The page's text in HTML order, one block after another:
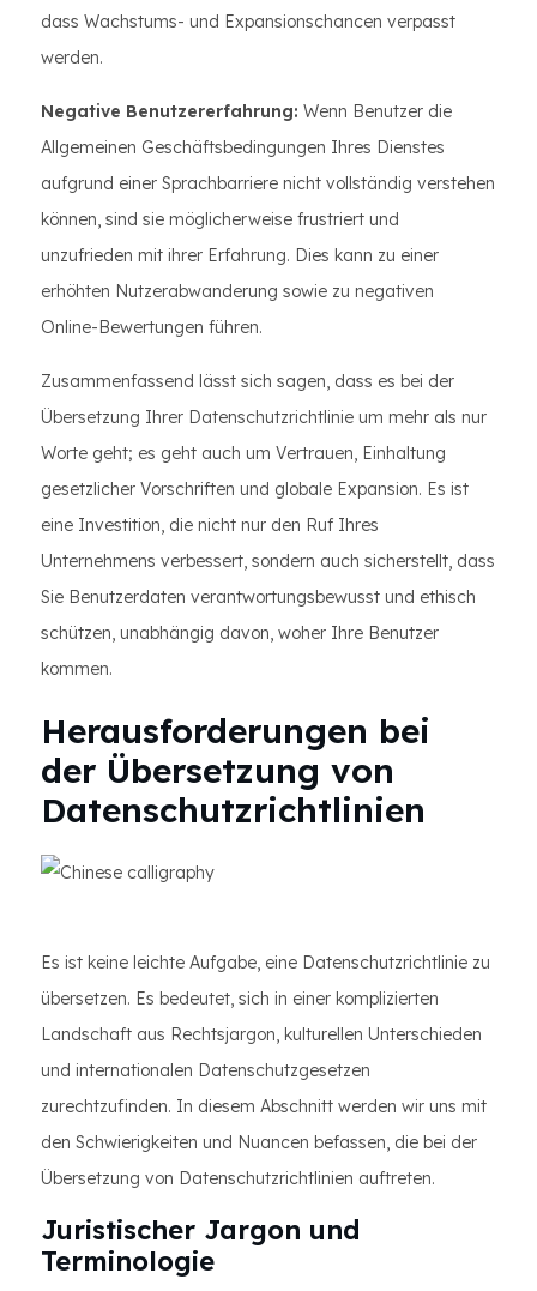
dass Wachstums- und Expansionschancen verpasst
werden.
Negative Benutzererfahrung: Wenn Benutzer die
Allgemeinen Geschäftsbedingungen Ihres Dienstes
aufgrund einer Sprachbarriere nicht vollständig verstehen
können, sind sie möglicherweise frustriert und
unzufrieden mit ihrer Erfahrung. Dies kann zu einer
erhöhten Nutzerabwanderung sowie zu negativen
Online-Bewertungen führen.
Zusammenfassend lässt sich sagen, dass es bei der
Übersetzung Ihrer Datenschutzrichtlinie um mehr als nur
Worte geht; es geht auch um Vertrauen, Einhaltung
gesetzlicher Vorschriften und globale Expansion. Es ist
eine Investition, die nicht nur den Ruf Ihres
Unternehmens verbessert, sondern auch sicherstellt, dass
Sie Benutzerdaten verantwortungsbewusst und ethisch
schützen, unabhängig davon, woher Ihre Benutzer
kommen.
Herausforderungen bei
der Übersetzung von
Datenschutzrichtlinien
Es ist keine leichte Aufgabe, eine Datenschutzrichtlinie zu
übersetzen. Es bedeutet, sich in einer komplizierten
Landschaft aus Rechtsjargon, kulturellen Unterschieden
und internationalen Datenschutzgesetzen
zurechtzufinden. In diesem Abschnitt werden wir uns mit
den Schwierigkeiten und Nuancen befassen, die bei der
Übersetzung von Datenschutzrichtlinien auftreten.
Juristischer Jargon und
Terminologie